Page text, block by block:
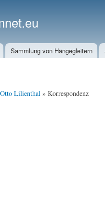
Sammlung von Hängegleitern
Lilienthal » Korrespondenz